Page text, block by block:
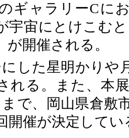
ギャラリーCに
宇宙にとけこむ
が開催される。
した星明かりや
れる。また、本
で、岡山県倉敷
開催が決定してい